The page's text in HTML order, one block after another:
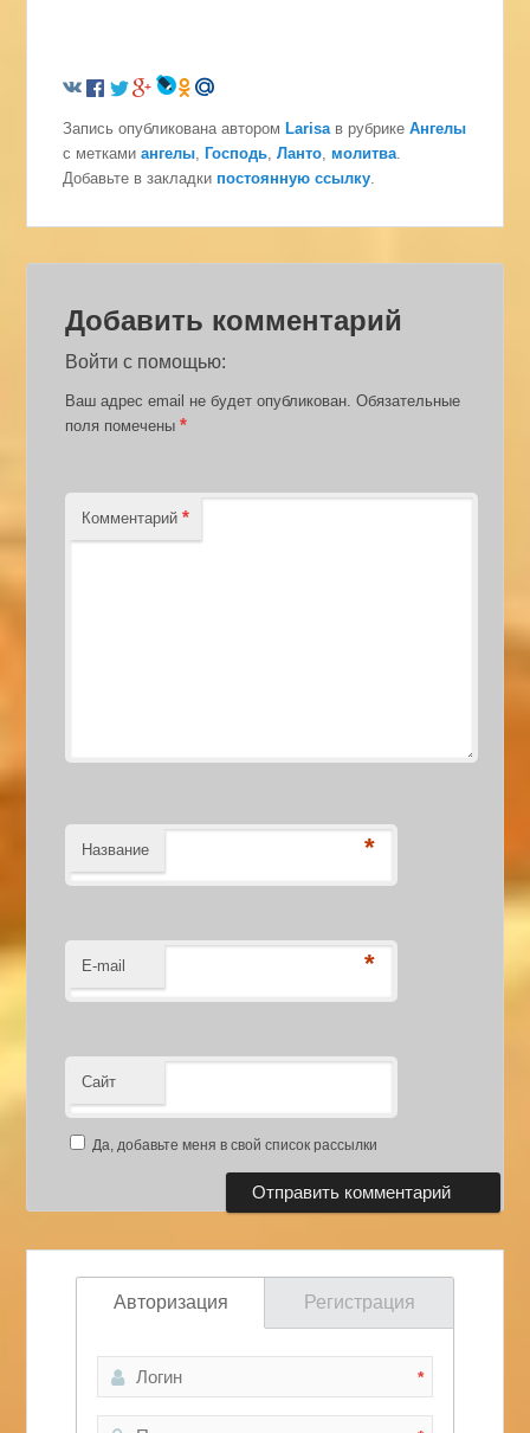
Запись опубликована автором Larisa в рубрикеАнгелы
с меткамиангелы Господь ,Ланто молитва
Добавьте в закладки постоянную ссылку
Добавить комментарий
Войти с помощью:
Ваш адрес email не будет опубликован. Обязательные
поля помечены*
Комментарий*
Название *
E-mail *
Сайт
Да, добавьте меня в свой список рассылки
Авторизация Регистрация
*